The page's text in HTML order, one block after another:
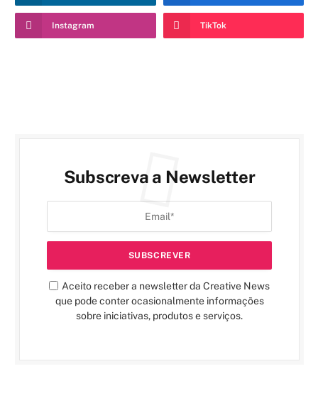
Instagram TikTok
Subscreva a Newsletter
Aceito receber a newsletter da Creative News
que pode conter ocasionalmente informações
sobre iniciativas, produtos e serviços.